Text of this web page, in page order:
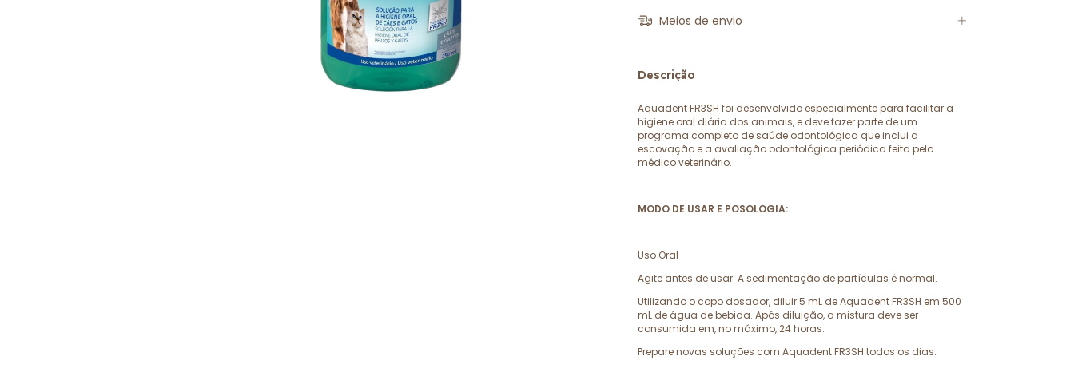
Meios de envio
Descrição
Aquadent FR3SH foi desenvolvido especialmente para facilitar a
higiene oral diária dos animais, e deve fazer parte de um
programa completo de saúde odontológica que inclui a
escovação e a avaliação odontológica periódica feita pelo
médico veterinário.
MODO DE USAR E POSOLOGIA:
Uso Oral
Agite antes de usar. A sedimentação de partículas é normal.
Utilizando o copo dosador, diluir 5 mL de Aquadent FR3SH em 500
mL de água de bebida. Após diluição, a mistura deve ser
consumida em, no máximo, 24 horas.
Prepare novas soluções com Aquadent FR3SH todos os dias.